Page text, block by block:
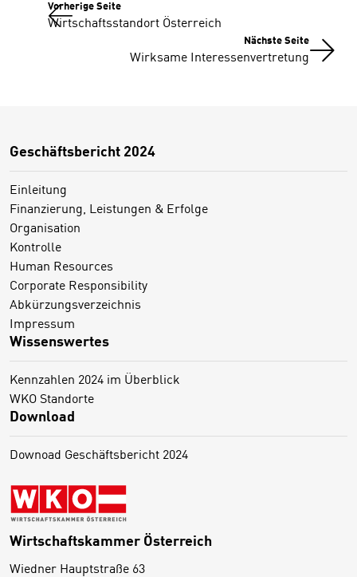
Vorherige Seite
Wirtschaftsstandort Österreich
Nächste Seite
Wirksame Interessenvertretung
Geschäftsbericht 2024
Einleitung
Finanzierung, Leistungen & Erfolge
Organisation
Kontrolle
Human Resources
Corporate Responsibility
Abkürzungsverzeichnis
Impressum
Wissenswertes
Kennzahlen 2024 im Überblick
WKO Standorte
Download
Downoad Geschäftsbericht 2024
Wirtschaftskammer Österreich
Wiedner Hauptstraße 63